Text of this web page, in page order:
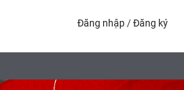
Đăng nhập /Đăng ký